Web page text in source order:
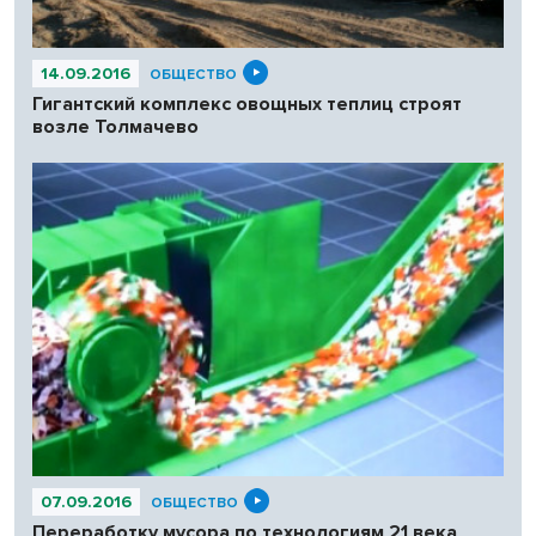
14.09.2016 ОБЩЕСТВО
Гигантский комплекс овощных теплиц строят
возле Толмачево
07.09.2016 ОБЩЕСТВО